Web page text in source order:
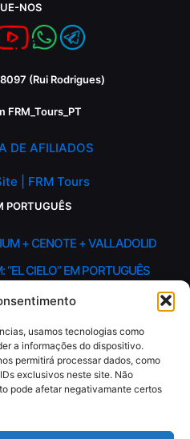
usamos tecnologias como
a informações do dispositivo.
permitirá processar dados, como
exclusivos neste site. Não
pode afetar negativamante certos
NOS
(Rui Rodrigues)
FRM_Tours_PT
DE AFILIADOS
| FRM Tours
PORTUGUÊS
+ CENOTE + VALLADOLID
CIELO” EM PORTUGUÊS
PREMIUM EM PORTUGUÊS
(Férias na Riviera Maya), por